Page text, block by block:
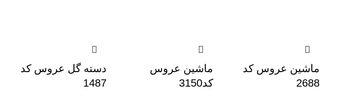
ماشین عروس کد
2688
ماشین عروس
کد3150
دسته گل عروس کد
1487